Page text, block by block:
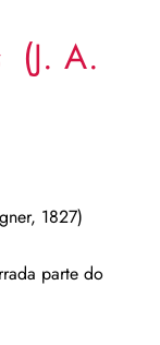
(J. A.
1827)
parte do